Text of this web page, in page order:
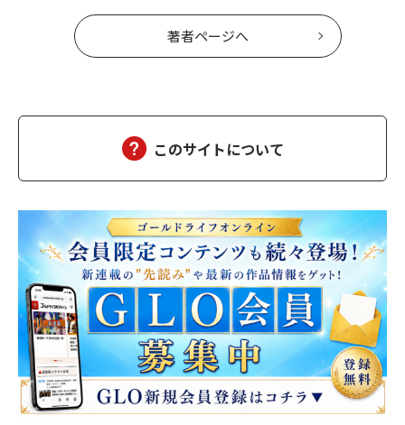
著者ページへ
このサイトについて